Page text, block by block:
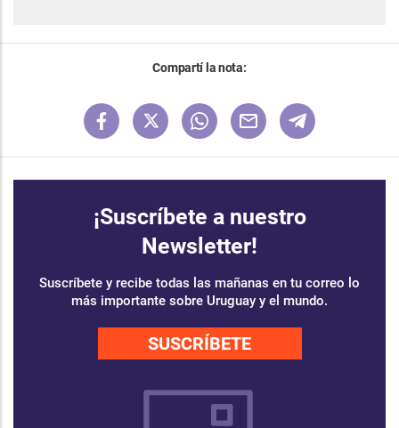
Compartí la nota:
¡Suscríbete a nuestro
Newsletter!
Suscríbete y recibe todas las mañanas en tu correo lo
más importante sobre Uruguay y el mundo.
SUSCRÍBETE